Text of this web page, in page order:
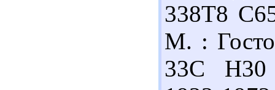
338Т8
М. :
33С Н30